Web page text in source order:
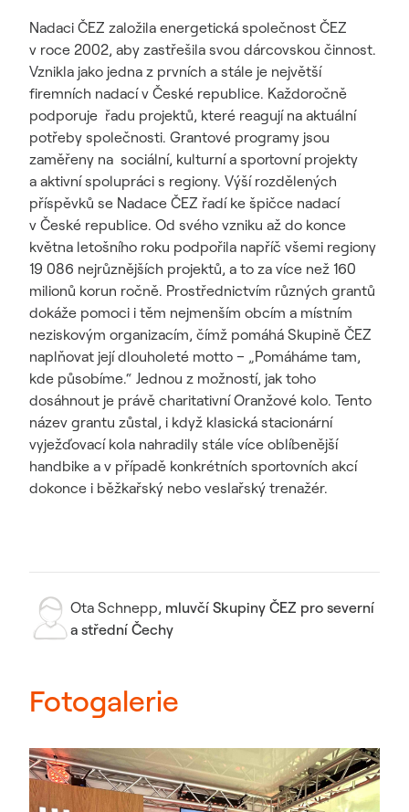
Nadaci ČEZ založila energetická společnost ČEZ
v roce 2002, aby zastřešila svou dárcovskou činnost.
Vznikla jako jedna z prvních a stále je největší
firemních nadací v České republice. Každoročně
podporuje řadu projektů, které reagují na aktuální
potřeby společnosti. Grantové programy jsou
zaměřeny na sociální, kulturní a sportovní projekty
a aktivní spolupráci s regiony. Výší rozdělených
příspěvků se Nadace ČEZ řadí ke špičce nadací
v České republice. Od svého vzniku až do konce
května letošního roku podpořila napříč všemi regiony
19 086 nejrůznějších projektů, a to za více než 160
milionů korun ročně. Prostřednictvím různých grantů
dokáže pomoci i těm nejmenším obcím a místním
neziskovým organizacím, čímž pomáhá Skupině ČEZ
naplňovat její dlouholeté motto – „Pomáháme tam,
kde působíme.“ Jednou z možností, jak toho
dosáhnout je právě charitativní Oranžové kolo. Tento
název grantu zůstal, i když klasická stacionární
vyježďovací kola nahradily stále více oblíbenější
handbike a v případě konkrétních sportovních akcí
dokonce i běžkařský nebo veslařský trenažér.
Ota Schnepp, mluvčí Skupiny ČEZ pro severní
a střední Čechy
Fotogalerie